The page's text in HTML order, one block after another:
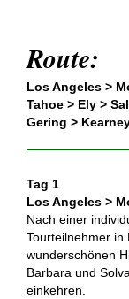
Route:
Los Angeles >
Tahoe > Ely >
Gering >
Tag 1
Los Angeles >
Nach einer
Tourteilnehmer in
wunderschönen
Barbara und
einkehren.